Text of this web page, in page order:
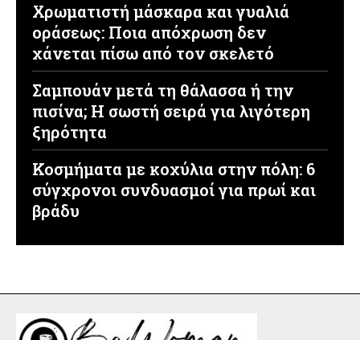
Χρωματιστή μάσκαρα και γυαλιά
οράσεως: Ποια απόχρωση δεν
χάνεται πίσω από τον σκελετό
Σαμπουάν μετά τη θάλασσα ή την
πισίνα; Η σωστή σειρά για λιγότερη
ξηρότητα
Κοσμήματα με κοχύλια στην πόλη: 6
σύγχρονοι συνδυασμοί για πρωί και
βράδυ